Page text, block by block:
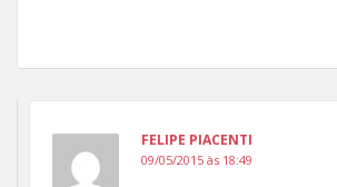
FELIPE PIACENTI
09/05/2015 às 18:49